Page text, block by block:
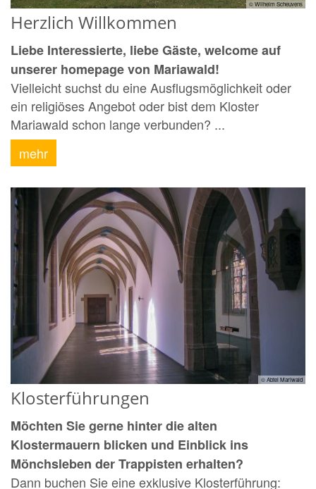
© Wilhelm Scheuvens
Herzlich Willkommen
Liebe Interessierte, liebe Gäste, welcome auf
unserer homepage von Mariawald!
Vielleicht suchst du eine Ausflugsmöglichkeit oder
ein religiöses Angebot oder bist dem Kloster
Mariawald schon lange verbunden? ...
mehr
© Abtei Mariwald
Klosterführungen
Möchten Sie gerne hinter die alten
Klostermauern blicken und Einblick ins
Mönchsleben der Trappisten erhalten?
Dann buchen Sie eine exklusive Klosterführung: